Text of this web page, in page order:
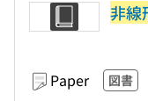
非線
Paper 図書